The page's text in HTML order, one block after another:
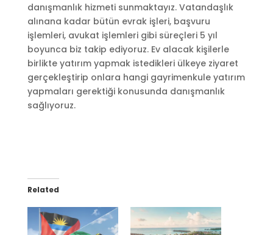
danışmanlık hizmeti sunmaktayız. Vatandaşlık
alınana kadar bütün evrak işleri, başvuru
işlemleri, avukat işlemleri gibi süreçleri 5 yıl
boyunca biz takip ediyoruz. Ev alacak kişilerle
birlikte yatırım yapmak istedikleri ülkeye ziyaret
gerçekleştirip onlara hangi gayrimenkule yatırım
yapmaları gerektiği konusunda danışmanlık
sağlıyoruz.
Related